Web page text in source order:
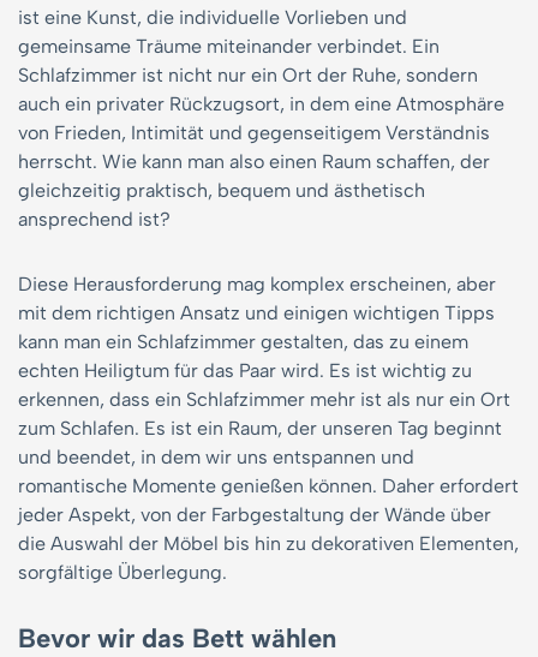
ist eine Kunst, die individuelle Vorlieben und
gemeinsame Träume miteinander verbindet. Ein
Schlafzimmer ist nicht nur ein Ort der Ruhe, sondern
auch ein privater Rückzugsort, in dem eine Atmosphäre
von Frieden, Intimität und gegenseitigem Verständnis
herrscht. Wie kann man also einen Raum schaffen, der
gleichzeitig praktisch, bequem und ästhetisch
ansprechend ist?
Diese Herausforderung mag komplex erscheinen, aber
mit dem richtigen Ansatz und einigen wichtigen Tipps
kann man ein Schlafzimmer gestalten, das zu einem
echten Heiligtum für das Paar wird. Es ist wichtig zu
erkennen, dass ein Schlafzimmer mehr ist als nur ein Ort
zum Schlafen. Es ist ein Raum, der unseren Tag beginnt
und beendet, in dem wir uns entspannen und
romantische Momente genießen können. Daher erfordert
jeder Aspekt, von der Farbgestaltung der Wände über
die Auswahl der Möbel bis hin zu dekorativen Elementen,
sorgfältige Überlegung.
Bevor wir das Bett wählen